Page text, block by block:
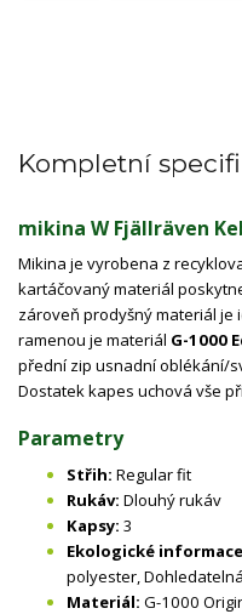
Kompletní
mikina W Fjällräven
Mikina je vyrobena z
kartáčovaný materiál
zároveň prodyšný materiál je
ramenou je materiál G-1000
přední zip usnadní oblékání/
Dostatek kapes uchová vše
Parametry
Střih: Regular fit
Rukáv: Dlouhý rukáv
Kapsy: 3
Ekologické
polyester,
Materiál: G-1000